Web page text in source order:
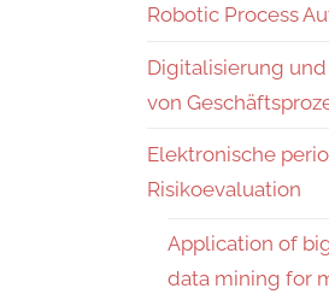
Robotic Process
Digitalisierung
von
Elektronische
Risikoevaluation
Application of
data mining for